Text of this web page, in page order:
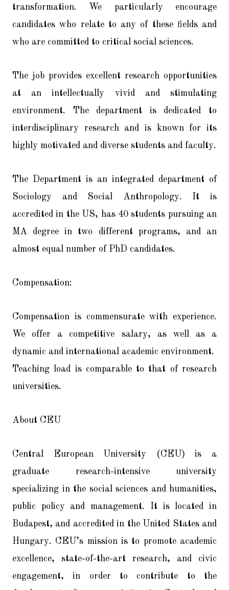
transformation. We particularly encourage
candidates who relate to any of these fields and
who are committed to critical social sciences.
The job provides excellent research opportunities
at an intellectually vivid and stimulating
environment. The department is dedicated to
interdisciplinary research and is known for its
highly motivated and diverse students and faculty.
The Department is an integrated department of
Sociology and Social Anthropology. It is
accredited in the US, has 40 students pursuing an
MA degree in two different programs, and an
almost equal number of PhD candidates.
Compensation:
Compensation is commensurate with experience.
We offer a competitive salary, as well as a
dynamic and international academic environment.
Teaching load is comparable to that of research
universities.
About CEU
Central European University (CEU) is a
graduate research-intensive university
specializing in the social sciences and humanities,
public policy and management. It is located in
Budapest, and accredited in the United States and
Hungary. CEU’s mission is to promote academic
excellence, state-of-the-art research, and civic
engagement, in order to contribute to the